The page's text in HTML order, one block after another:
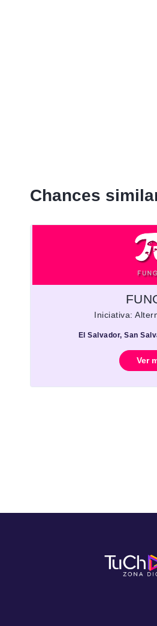
Chances
Iniciativa:
El Salvador, San
Ver